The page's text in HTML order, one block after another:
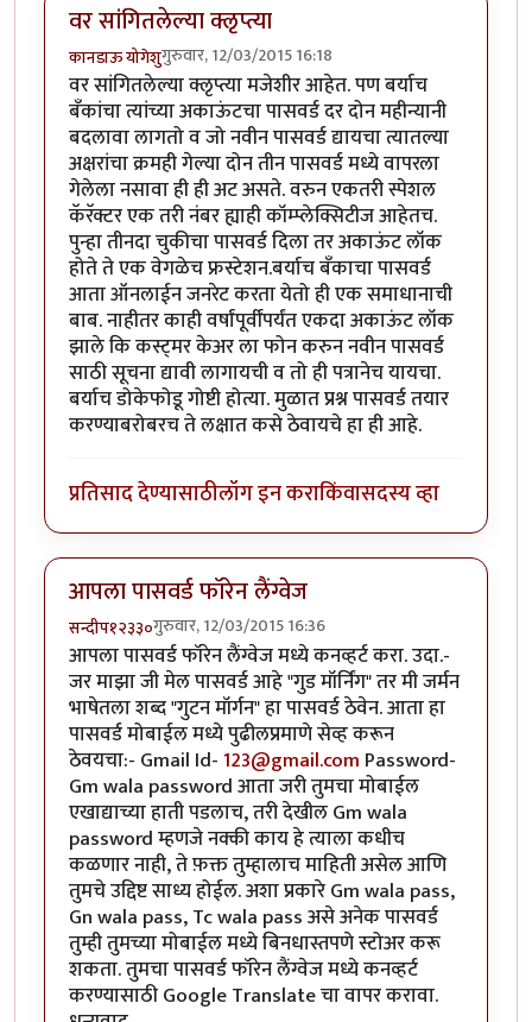
वर सांगितलेल्या क्लृप्त्या
कानडाऊ योगेशुगुरुवार, 12/03/2015 16:18
वर सांगितलेल्या क्लृप्त्या मजेशीर आहेत. पण बर्याच
बँकांचा त्यांच्या अकाऊंटचा पासवर्ड दर दोन महीन्यानी
बदलावा लागतो व जो नवीन पासवर्ड द्यायचा त्यातल्या
अक्षरांचा क्रमही गेल्या दोन तीन पासवर्ड मध्ये वापरला
गेलेला नसावा ही ही अट असते. वरुन एकतरी स्पेशल
कॅरॅक्टर एक तरी नंबर ह्याही कॉम्प्लेक्सिटीज आहेतच.
पुन्हा तीनदा चुकीचा पासवर्ड दिला तर अकाऊंट लॉक
होते ते एक वेगळेच फ्रस्टेशन.बर्याच बँकाचा पासवर्ड
आता ऑनलाईन जनरेट करता येतो ही एक समाधानाची
बाब. नाहीतर काही वर्षांपूर्वींपर्यंत एकदा अकाऊंट लॉक
झाले कि कस्ट्मर केअर ला फोन करुन नवीन पासवर्ड
साठी सूचना द्यावी लागायची व तो ही पत्रानेच यायचा.
बर्याच डोकेफोडू गोष्टी होत्या. मुळात प्रश्न पासवर्ड तयार
करण्याबरोबरच ते लक्षात कसे ठेवायचे हा ही आहे.
प्रतिसाद देण्यासाठीलॉग इन कराकिंवासदस्य व्हा
आपला पासवर्ड फॉरेन लैंग्वेज
सन्दीप१२३३०गुरुवार, 12/03/2015 16:36
आपला पासवर्ड फॉरेन लैंग्वेज मध्ये कनव्हर्ट करा. उदा.-
जर माझा जी मेल पासवर्ड आहे "गुड मॉर्निंग" तर मी जर्मन
भाषेतला शब्द "गुटन मॉर्गन" हा पासवर्ड ठेवेन. आता हा
पासवर्ड मोबाईल मध्ये पुढीलप्रमाणे सेव्ह करून
ठेवयचा:- Gmail Id-123@gmail.com Password-
Gm wala password आता जरी तुमचा मोबाईल
एखाद्याच्या हाती पडलाच, तरी देखील Gm wala
password म्हणजे नक्की काय हे त्याला कधीच
कळणार नाही, ते फ़क्त तुम्हालाच माहिती असेल आणि
तुमचे उद्दिष्ट साध्य होईल. अशा प्रकारे Gm wala pass,
Gn wala pass, Tc wala pass असे अनेक पासवर्ड
तुम्ही तुमच्या मोबाईल मध्ये बिनधास्तपणे स्टोअर करू
शकता. तुमचा पासवर्ड फॉरेन लैंग्वेज मध्ये कनव्हर्ट
करण्यासाठी Google Translate चा वापर करावा.